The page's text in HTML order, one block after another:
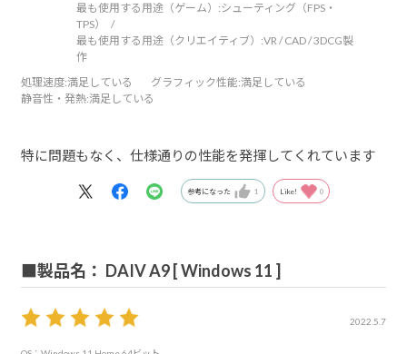
最も使用する用途（ゲーム）:シューティング（FPS・
TPS）
最も使用する用途（クリエイティブ）:VR / CAD / 3DCG製
作
処理速度:満足している グラフィック性能:満足している
静音性・発熱:満足している
特に問題もなく、仕様通りの性能を発揮してくれています
参考になった 1 Like! 0
■製品名： DAIV A9 [ Windows 11 ]
2022.5.7